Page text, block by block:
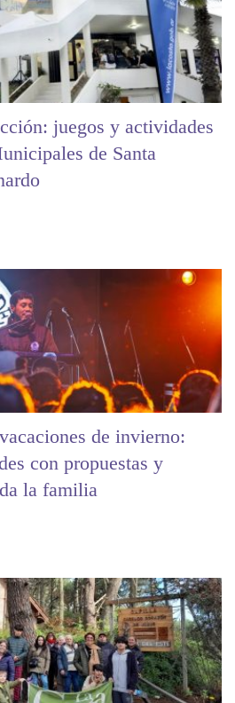
juegos y actividades
de Santa
de invierno:
con propuestas y
la familia